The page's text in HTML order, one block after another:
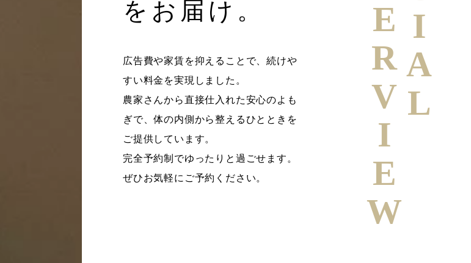
をお届け。
広告費や家賃を抑えることで、続けや
すい料金を実現しました。
農家さんから直接仕入れた安心のよも
ぎで、体の内側から整えるひとときを
ご提供しています。
完全予約制でゆったりと過ごせます。
ぜひお気軽にご予約ください。